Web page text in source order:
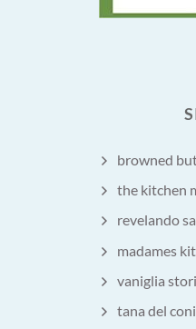
browned
the kitchen
revelando
madames
vaniglia
tana del